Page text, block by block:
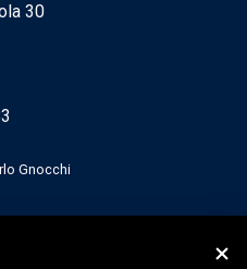
30
Gnocchi